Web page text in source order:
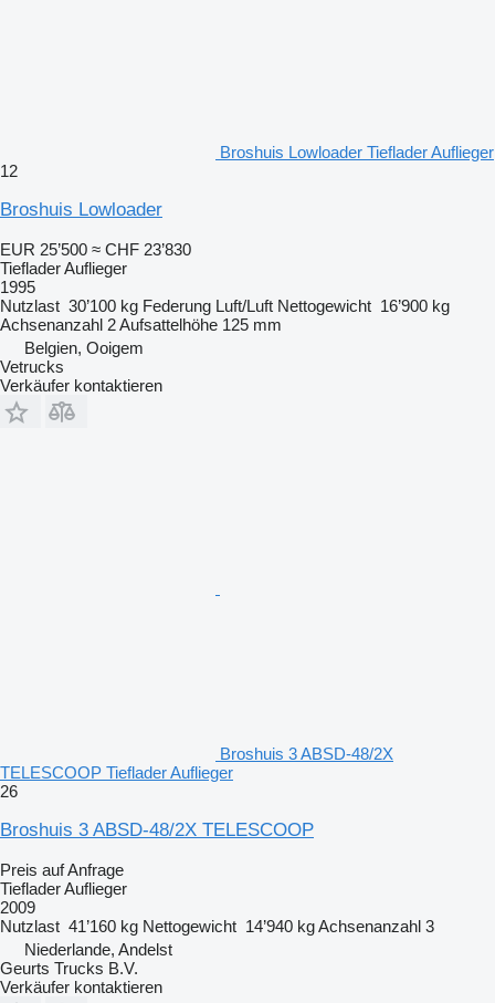
Broshuis Lowloader Tieflader Auflieger
12
Broshuis Lowloader
EUR 25’500 ≈ CHF 23’830
Tieflader Auflieger
1995
Nutzlast 30’100 kg Federung Luft/Luft Nettogewicht 16’900 kg
Achsenanzahl 2Aufsattelhöhe 125 mm
Belgien, Ooigem
Vetrucks
Verkäufer kontaktieren
Broshuis 3 ABSD-48/2X
TELESCOOP Tieflader Auflieger
26
Broshuis 3 ABSD-48/2X TELESCOOP
Preis auf Anfrage
Tieflader Auflieger
2009
Nutzlast 41’160 kg Nettogewicht 14’940 kgAchsenanzahl 3
Niederlande, Andelst
Geurts Trucks B.V.
Verkäufer kontaktieren